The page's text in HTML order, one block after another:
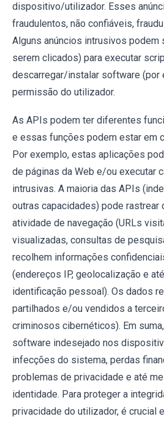
dispositivo/utilizador. Esses
fraudulentos, não confiáveis,
Alguns anúncios intrusivos podem
serem clicados) para executar
descarregar/instalar software (por
permissão do utilizador.
As APIs podem ter diferentes
e essas funções podem estar em
Por exemplo, estas aplicações
de páginas da Web e/ou executar
intrusivas. A maioria das APIs
outras capacidades) pode rastrear
atividade de navegação (URLs
visualizadas, consultas de
recolhem informações
(endereços IP, geolocalização e
identificação pessoal). Os dados
partilhados e/ou vendidos a
criminosos cibernéticos). Em
software indesejado nos
infecções do sistema, perdas
problemas de privacidade e até
identidade. Para proteger a
privacidade do utilizador, é crucial